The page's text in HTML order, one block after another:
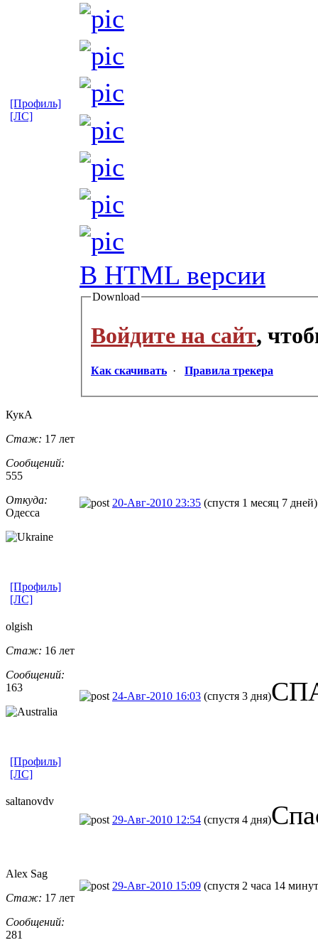
В HTML версии
Download
Войдите на сайт,
Как скачивать · Правила трекера
[Профиль]
[ЛС]
КукА
Стаж: 17 лет
Сообщений:
555
Откуда:
Одесса
20-Авг-2010 23:35 (спустя 1 месяц 7 дней)
[Профиль]
[ЛС]
olgish
Стаж: 16 лет
Сообщений:
163
24-Авг-2010 16:03 (спустя 3 дня)
[Профиль]
[ЛС]
saltanovdv
29-Авг-2010 12:54 (спустя 4 дня)
Alex Sag
Стаж: 17 лет
Сообщений:
281
29-Авг-2010 15:09 (спустя 2 часа 14